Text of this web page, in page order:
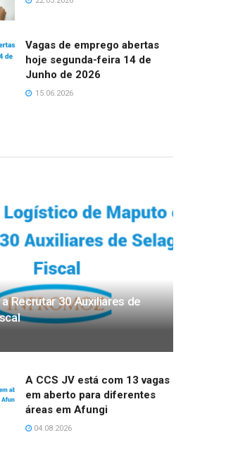
Vagas de emprego abertas
hoje segunda-feira 14 de
Junho de 2026
15.06.2026
a Recrutar 30 Auxiliares de
A CCS JV está com 13 vagas
em aberto para diferentes
áreas em Afungi
04.08.2026